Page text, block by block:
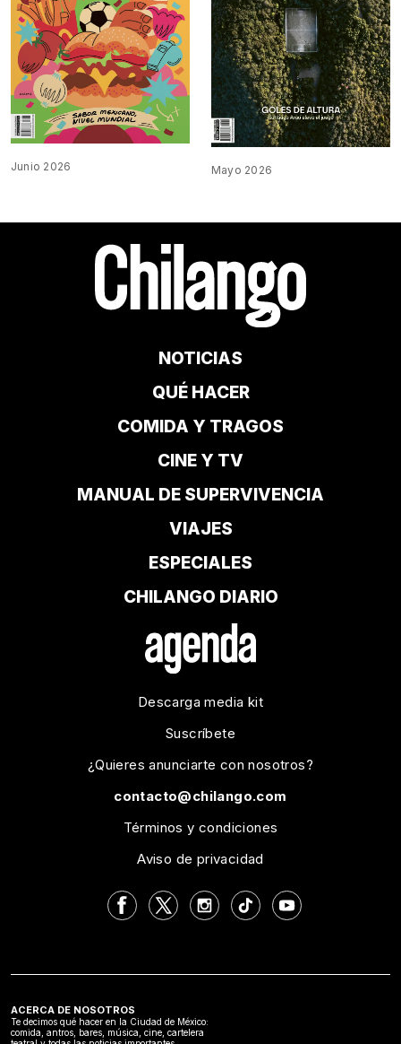
Junio 2026 Mayo 2026
NOTICIAS
QUÉ HACER
COMIDA Y TRAGOS
CINE Y TV
MANUAL DE SUPERVIVENCIA
VIAJES
ESPECIALES
CHILANGO DIARIO
Descarga media kit
Suscríbete
¿Quieres anunciarte con nosotros?
contacto@chilango.com
Términos y condiciones
Aviso de privacidad
ACERCA DE NOSOTROS
Te decimos qué hacer en la Ciudad de México:
comida, antros, bares, música, cine, cartelera